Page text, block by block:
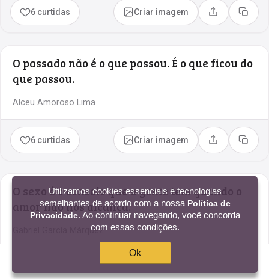
6 curtidas Criar imagem Compartilhar
Copiar
O passado não é o que passou. É o que ficou do
que passou.
Alceu Amoroso Lima
6 curtidas Criar imagem Compartilhar
Copiar
O sexo é o consolo que a gente tem quando o
amor não nos alcança.
Gabriel García Márquez
Compartilhar
Copiar
Utilizamos cookies essenciais e tecnologias
semelhantes de acordo com a nossa Política de
Privacidade. Ao continuar navegando, você concorda
com essas condições.
Ok